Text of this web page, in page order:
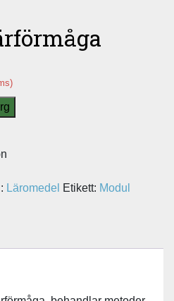
Läromedel Etikett: Modul